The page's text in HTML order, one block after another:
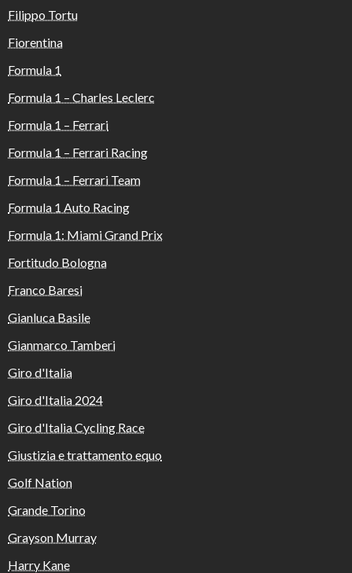
Filippo Tortu
Fiorentina
Formula 1
Formula 1 – Charles Leclerc
Formula 1 – Ferrari
Formula 1 – Ferrari Racing
Formula 1 – Ferrari Team
Formula 1 Auto Racing
Formula 1: Miami Grand Prix
Fortitudo Bologna
Franco Baresi
Gianluca Basile
Gianmarco Tamberi
Giro d'Italia
Giro d'Italia 2024
Giro d'Italia Cycling Race
Giustizia e trattamento equo
Golf Nation
Grande Torino
Grayson Murray
Harry Kane